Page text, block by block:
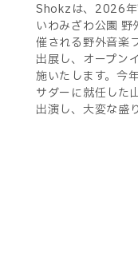
Shokzは、2026年
いわみざわ公園
催される野外音楽
出展し、オープン
施いたします。今
サダーに就任した
出演し、大変な盛